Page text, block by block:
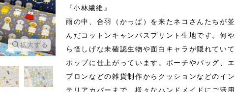
拡大する 拡大する
『小林繊維』
雨の中、合羽（かっぱ）を来たネコさんたちが並
んだコットンキャンバスプリント生地です。何や
ら怪しげな未確認生物や面白キャラが隠れていて
ポップに仕上がっています。ポーチやバッグ、エ
プロンなどの雑貨制作からクッションなどのイン
テリアカバーまで、様々なハンドメイドにご活用